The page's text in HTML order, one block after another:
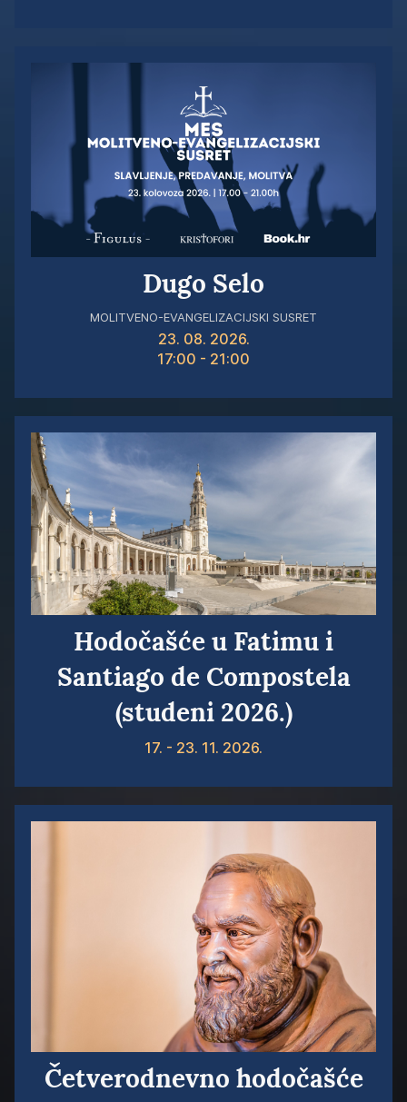
Dugo Selo
MOLITVENO-EVANGELIZACIJSKI SUSRET
23. 08. 2026.
17:00 - 21:00
Hodočašće u Fatimu i
Santiago de Compostela
(studeni 2026.)
17. - 23. 11. 2026.
Četverodnevno hodočašće